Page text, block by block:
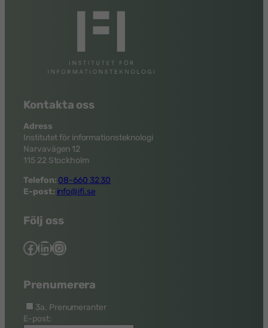
Kontakta oss
Adress
Institutet för informationsteknologi
Narvavägen 12
115 22 Stockholm
Telefon: 08-660 32 30
E-post: info@ifi.se
Följ oss
Facebook LinkedIn Instagram
Prenumerera
3a. Prenumeranter
E-post: